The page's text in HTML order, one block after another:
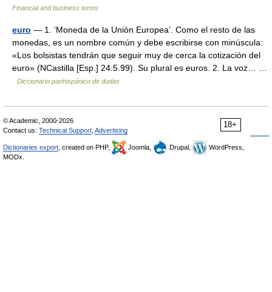
Financial and business terms
euro — 1. ‘Moneda de la Unión Europea’. Como el resto de las
monedas, es un nombre común y debe escribirse con minúscula:
«Los bolsistas tendrán que seguir muy de cerca la cotización del
euro» (NCastilla [Esp.] 24.5.99). Su plural es euros. 2. La voz… …
Diccionario panhispánico de dudas
18+
© Academic, 2000-2026
Contact us: Technical Support Advertising
Dictionaries export , created on PHP, Joomla, Drupal,
WordPress,
MODx.